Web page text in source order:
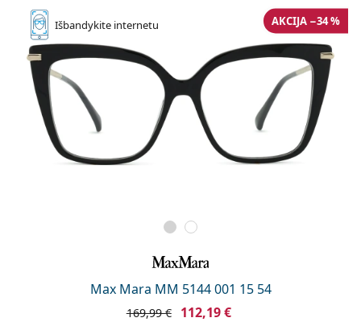
Išbandykite internetu
Max Mara MM 5144 001 15 54
AKCIJA −34 %
169,99 € 112,19 €